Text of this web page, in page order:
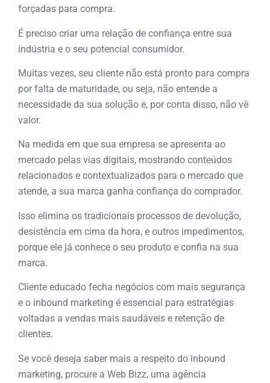
forçadas para compra.
É preciso criar uma relação de confiança entre sua
indústria e o seu potencial consumidor.
Muitas vezes, seu cliente não está pronto para compra
por falta de maturidade, ou seja, não entende a
necessidade da sua solução e, por conta disso, não vê
valor.
Na medida em que sua empresa se apresenta ao
mercado pelas vias digitais, mostrando conteúdos
relacionados e contextualizados para o mercado que
atende, a sua marca ganha confiança do comprador.
Isso elimina os tradicionais processos de devolução,
desistência em cima da hora, e outros impedimentos,
porque ele já conhece o seu produto e confia na sua
marca.
Cliente educado fecha negócios com mais segurança
e o inbound marketing é essencial para estratégias
voltadas a vendas mais saudáveis e retenção de
clientes.
Se você deseja saber mais a respeito do inbound
marketing, procure a Web Bizz, uma agência